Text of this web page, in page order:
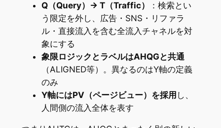
Q（Query）→ T（Traffic）
：検索とい
う限定を外し、広告・SNS・リファラ
ル・直接流入を含む全流入チャネルを対
象にする
象限ロジックとラベルはAHQGと共通
（ALIGNED等）。異なるのはY軸の定義
のみ
Y軸にはPV（ページビュー）を採用 し、
人間側の流入全体を表す